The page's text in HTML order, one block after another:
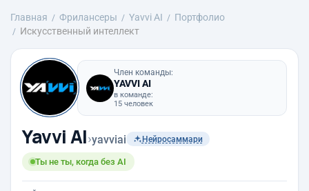
Главная Фрилансеры Yavvi AI
Портфолио
Искусственный интеллект
Член команды:
YAVVI AI
в команде:
15 человек
Yavvi AI›yavviai Нейросаммари
Ты не ты, когда без AI